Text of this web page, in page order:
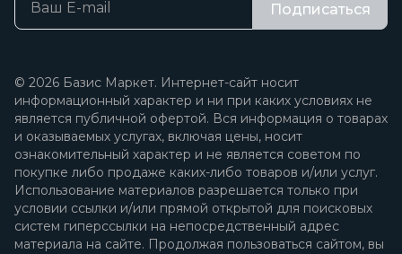
Подписаться
© 2026 Базис Маркет. Интернет-сайт носит
информационный характер и ни при каких условиях не
является публичной офертой. Вся информация о товарах
и оказываемых услугах, включая цены, носит
ознакомительный характер и не является советом по
покупке либо продаже каких-либо товаров и/или услуг.
Использование материалов разрешается только при
условии ссылки и/или прямой открытой для поисковых
систем гиперссылки на непосредственный адрес
материала на сайте. Продолжая пользоваться сайтом, вы